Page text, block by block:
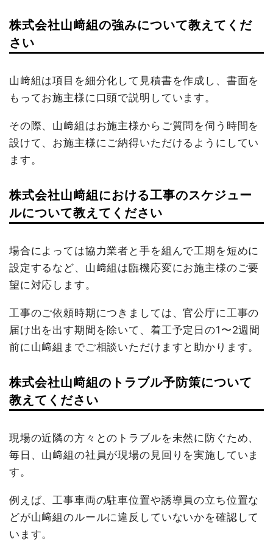
株式会社山﨑組の強みについて教えてくだ
さい
山﨑組は項目を細分化して見積書を作成し、書面を
もってお施主様に口頭で説明しています。
その際、山﨑組はお施主様からご質問を伺う時間を
設けて、お施主様にご納得いただけるようにしてい
ます。
株式会社山﨑組における工事のスケジュー
ルについて教えてください
場合によっては協力業者と手を組んで工期を短めに
設定するなど、山﨑組は臨機応変にお施主様のご要
望に対応します。
工事のご依頼時期につきましては、官公庁に工事の
届け出を出す期間を除いて、着工予定日の1〜2週間
前に山﨑組までご相談いただけますと助かります。
株式会社山﨑組のトラブル予防策について
教えてください
現場の近隣の方々とのトラブルを未然に防ぐため、
毎日、山﨑組の社員が現場の見回りを実施していま
す。
例えば、工事車両の駐車位置や誘導員の立ち位置な
どが山﨑組のルールに違反していないかを確認して
います。